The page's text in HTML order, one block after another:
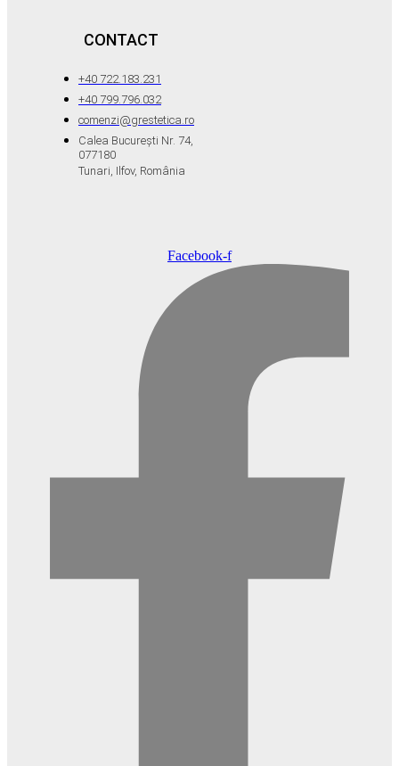
CONTACT
+40 722.183.231
+40 799.796.032
comenzi@grestetica.ro
Calea București Nr. 74,
077180
Tunari, Ilfov, România
Facebook-f